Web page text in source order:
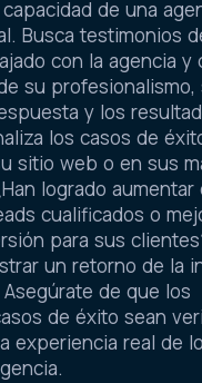
de una
Busca testimonios
con la agencia y
su profesionalismo,
y los
los casos de
sitio web o en sus
logrado
cualificados o
para sus
un retorno de la
de que los
de éxito sean
experiencia real de